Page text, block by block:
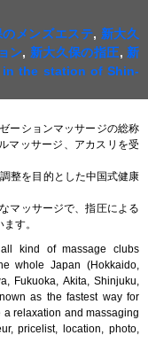
のメンズエステ, 新大久
ン, 新大久保の指圧, 新
in the station of Shin-
ーションマッサージの総称
マッサージ、アカスリを受
整を目的とした中国式健康
マッサージで、指圧による
す。
kind of massage clubs
whole Japan (Hokkaido,
Fukuoka, Akita, Shinjuku,
as the fastest way for
relaxation and massaging
pricelist, location, photo,